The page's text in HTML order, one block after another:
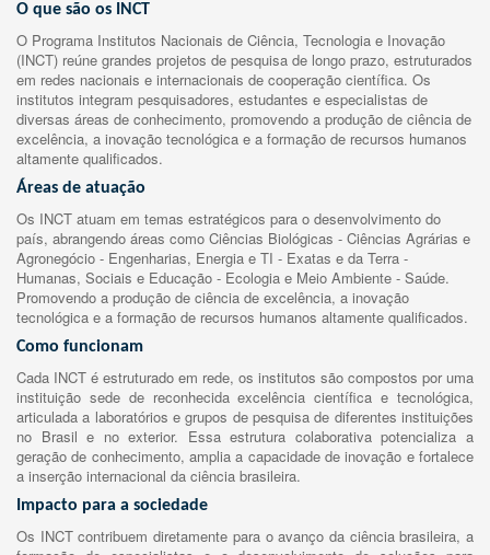
O que são os INCT
O Programa Institutos Nacionais de Ciência, Tecnologia e Inovação
(INCT) reúne grandes projetos de pesquisa de longo prazo, estruturados
em redes nacionais e internacionais de cooperação científica. Os
institutos integram pesquisadores, estudantes e especialistas de
diversas áreas de conhecimento, promovendo a produção de ciência de
excelência, a inovação tecnológica e a formação de recursos humanos
altamente qualificados.
Áreas de atuação
Os INCT atuam em temas estratégicos para o desenvolvimento do
país, abrangendo áreas como Ciências Biológicas - Ciências Agrárias e
Agronegócio - Engenharias, Energia e TI - Exatas e da Terra -
Humanas, Sociais e Educação - Ecologia e Meio Ambiente - Saúde.
Promovendo a produção de ciência de excelência, a inovação
tecnológica e a formação de recursos humanos altamente qualificados.
Como funcionam
Cada INCT é estruturado em rede, os institutos são compostos por uma
instituição sede de reconhecida excelência científica e tecnológica,
articulada a laboratórios e grupos de pesquisa de diferentes instituições
no Brasil e no exterior. Essa estrutura colaborativa potencializa a
geração de conhecimento, amplia a capacidade de inovação e fortalece
a inserção internacional da ciência brasileira.
Impacto para a sociedade
Os INCT contribuem diretamente para o avanço da ciência brasileira, a